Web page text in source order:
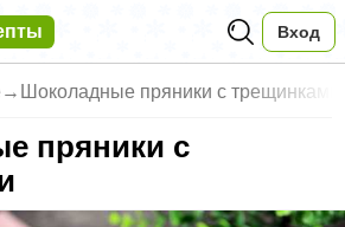
Вход
→ Шоколадные пряники с трещинками
пряники с